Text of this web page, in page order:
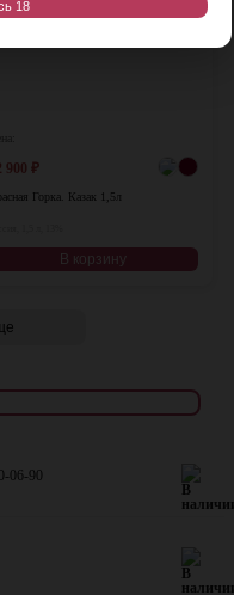
900 ₽
Горка. Казак 1,5л
В корзину
06-90
18